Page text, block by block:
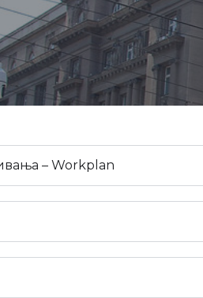
– Workplan